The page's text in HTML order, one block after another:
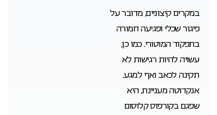
במקרים קיצוניים, מדובר על
פיגור שכלי ופגיעה חמורה
בתפקוד המוטורי. כמו כן,
עשויה להיות רגישות לא
תקינה לכאב ואף למגע.
אנקדוטה מעניינת, היא
שפגם בקורפוס קלוסום